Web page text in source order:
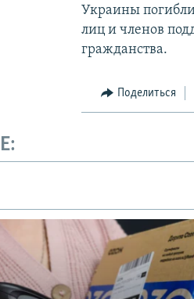
Украины
лиц и членов
гражданства.
Поделиться